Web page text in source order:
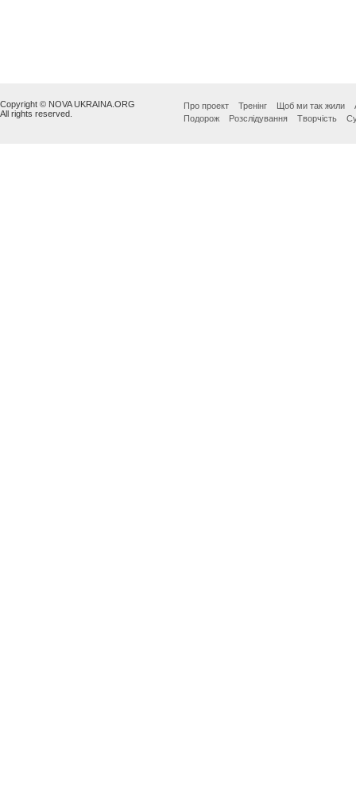
Copyright © NOVA UKRAINA.ORG
All rights reserved.
Про проект Тренінг Щоб ми так жили
Подорож
Розслідування Творчість